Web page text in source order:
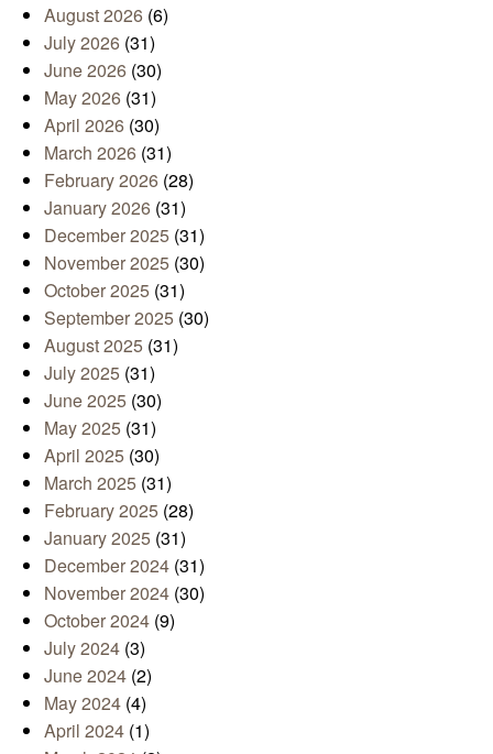
August 2026 (6)
July 2026 (31)
June 2026 (30)
May 2026 (31)
April 2026 (30)
March 2026 (31)
February 2026 (28)
January 2026 (31)
December 2025 (31)
November 2025 (30)
October 2025 (31)
September 2025 (30)
August 2025 (31)
July 2025 (31)
June 2025 (30)
May 2025 (31)
April 2025 (30)
March 2025 (31)
February 2025 (28)
January 2025 (31)
December 2024 (31)
November 2024 (30)
October 2024 (9)
July 2024 (3)
June 2024 (2)
May 2024 (4)
April 2024 (1)